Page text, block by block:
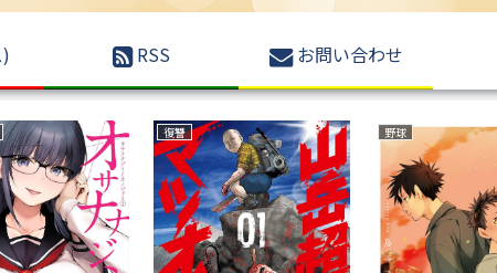
RSS お問い合わせ
復讐 ファンタジー